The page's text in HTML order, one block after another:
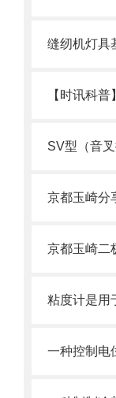
缝纫机灯具
京都玉崎分
京都玉崎二
粘度计是用